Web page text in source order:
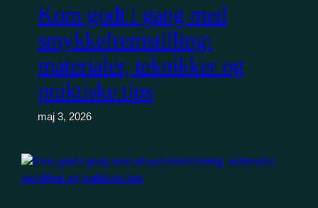
Kom godt i gang med
smykkefremstilling:
materialer, teknikker og
praktiske tips
maj 3, 2026